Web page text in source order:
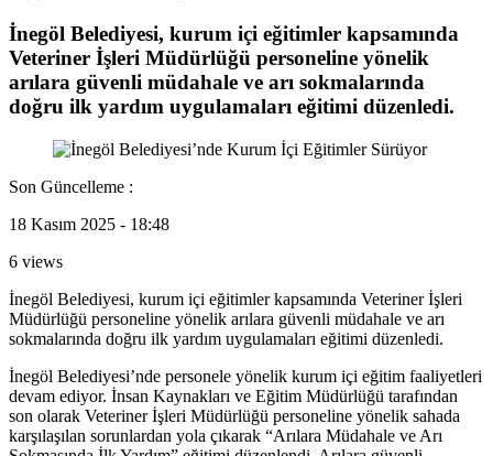
İnegöl Belediyesi, kurum içi eğitimler kapsamında
Veteriner İşleri Müdürlüğü personeline yönelik
arılara güvenli müdahale ve arı sokmalarında
doğru ilk yardım uygulamaları eğitimi düzenledi.
Son Güncelleme :
18 Kasım 2025 - 18:48
6 views
İnegöl Belediyesi, kurum içi eğitimler kapsamında Veteriner İşleri
Müdürlüğü personeline yönelik arılara güvenli müdahale ve arı
sokmalarında doğru ilk yardım uygulamaları eğitimi düzenledi.
İnegöl Belediyesi’nde personele yönelik kurum içi eğitim faaliyetleri
devam ediyor. İnsan Kaynakları ve Eğitim Müdürlüğü tarafından
son olarak Veteriner İşleri Müdürlüğü personeline yönelik sahada
karşılaşılan sorunlardan yola çıkarak “Arılara Müdahale ve Arı